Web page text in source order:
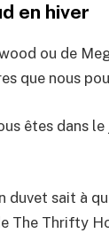
en hiver
ou de
que nous
êtes dans
duvet sait à
The Thrifty